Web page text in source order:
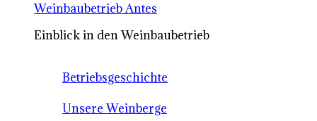
Weinbaubetrieb Antes
Einblick in den Weinbaubetrieb
Betriebsgeschichte
Unsere Weinberge